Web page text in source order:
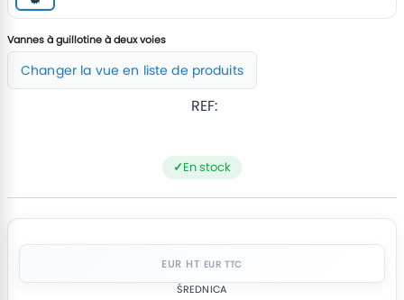
Vannes à guillotine à deux voies
Changer la vue en liste de produits
REF:
En stock
EUR HT
ŚREDNICA